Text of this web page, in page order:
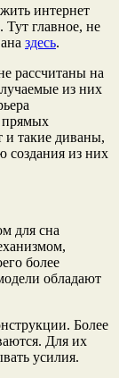
интернет
Тут главное, не
здесь.
рассчитаны на
из них
прямых
и такие диваны,
создания из них
для сна
более
обладают
Более
Для их
усилия.